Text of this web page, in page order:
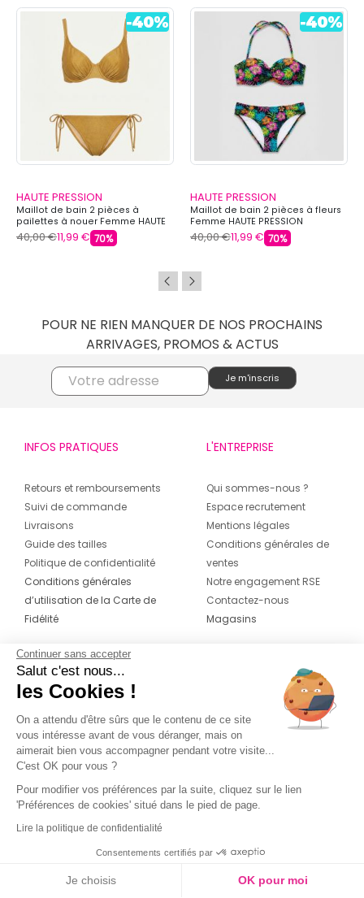
HAUTE PRESSION
Maillot de bain 2 pièces à
pailettes à nouer Femme HAUTE
PRESSION
40,00 €11,99 € 70%
HAUTE PRESSION
Maillot de bain 2 pièces à fleurs
Femme HAUTE PRESSION
40,00 €11,99 € 70%
POUR NE RIEN MANQUER DE NOS PROCHAINS
ARRIVAGES, PROMOS & ACTUS
INFOS PRATIQUES
Retours et remboursements
Suivi de commande
Livraisons
Guide des tailles
Politique de confidentialité
Conditions générales
d’utilisation de la Carte de
Fidélité
L'ENTREPRISE
Qui sommes-nous ?
Espace recrutement
Mentions légales
Conditions générales de
ventes
Notre engagement RSE
Contactez-nous
Magasins
CONTACT
04 42 20 78 42
Du lundi au jeudi de 8h30 à 16h30 & le
vendredi de 8h30 à 15h30
Continuer sans accepter
Salut c'est nous...
les Cookies !
On a attendu d'être sûrs que le contenu de ce site
vous intéresse avant de vous déranger, mais on
aimerait bien vous accompagner pendant votre visite...
C'est OK pour vous ?
Pour modifier vos préférences par la suite, cliquez sur le lien
'Préférences de cookies' situé dans le pied de page.
Lire la politique de confidentialité
Consentements certifiés par
Je choisis OK pour moi